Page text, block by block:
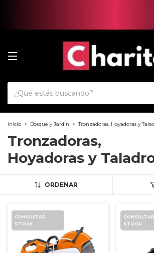
Inicio > Bosque y Jardin > Tronzadoras, Hoyadoras y
Tronzadoras,
Hoyadoras y
ORDENAR